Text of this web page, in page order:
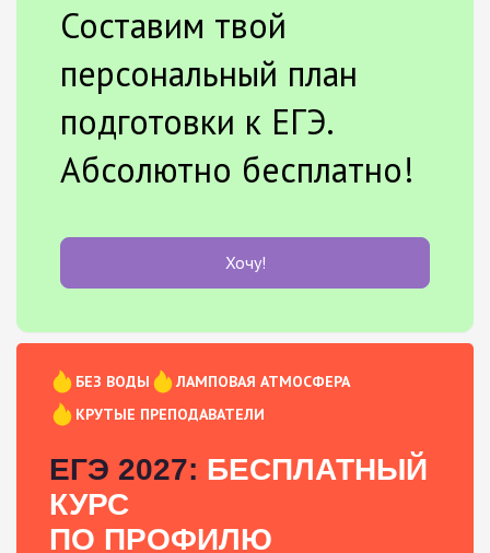
Составим твой
персональный план
подготовки к ЕГЭ.
Абсолютно бесплатно!
Хочу!
БЕЗ ВОДЫ
ЛАМПОВАЯ АТМОСФЕРА
КРУТЫЕ ПРЕПОДАВАТЕЛИ
ЕГЭ 2027: БЕСПЛАТНЫЙ
КУРС
ПО ПРОФИЛЮ